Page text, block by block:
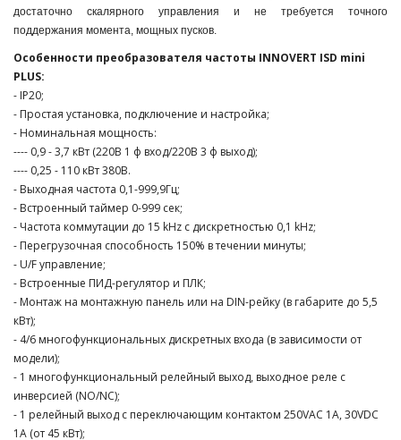
достаточно скалярного управления и не требуется точного
поддержания момента, мощных пусков.
Особенности преобразователя частоты INNOVERT ISD mini
PLUS:
- IP20;
- Простая установка, подключение и настройка;
- Номинальная мощность:
---- 0,9 - 3,7 кВт (220В 1 ф вход/220В 3 ф выход);
---- 0,25 - 110 кВт 380В.
- Выходная частота 0,1-999,9Гц;
- Встроенный таймер 0-999 сек;
- Частота коммутации до 15 kHz с дискретностью 0,1 kHz;
- Перегрузочная способность 150% в течении минуты;
- U/F управление;
- Встроенные ПИД-регулятор и ПЛК;
- Монтаж на монтажную панель или на DIN-рейку (в габарите до 5,5
кВт);
- 4/6 многофункциональных дискретных входа (в зависимости от
модели);
- 1 многофункциональный релейный выход, выходное реле с
инверсией (NO/NC);
- 1 релейный выход с переключающим контактом 250VAC 1A, 30VDC
1A (от 45 кВт);